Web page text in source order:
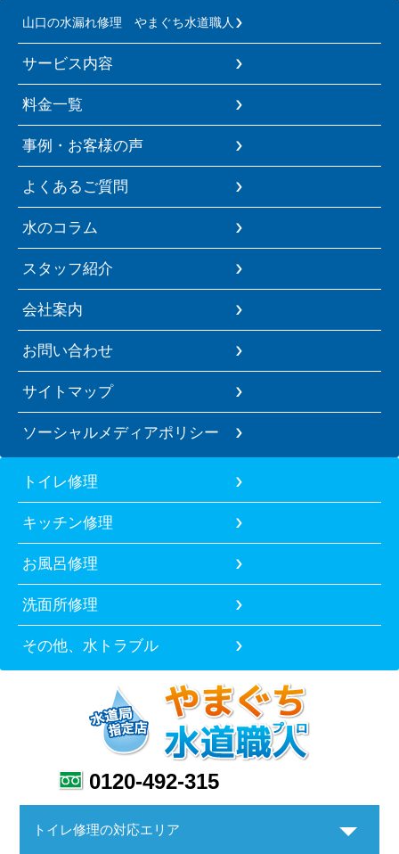
山口の水漏れ修理 やまぐち水道職人
サービス内容
料金一覧
事例・お客様の声
よくあるご質問
水のコラム
スタッフ紹介
会社案内
お問い合わせ
サイトマップ
ソーシャルメディアポリシー
トイレ修理
キッチン修理
お風呂修理
洗面所修理
その他、水トラブル
0120-492-315
トイレ修理の対応エリア